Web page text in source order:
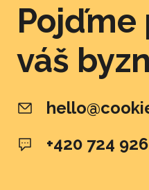
váš
+420 724